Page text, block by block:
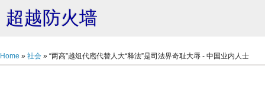
超越防火墙
Home » 社会 » “两高”越俎代庖代替人大“释法”是司法界奇耻大辱 - 中国业内人士